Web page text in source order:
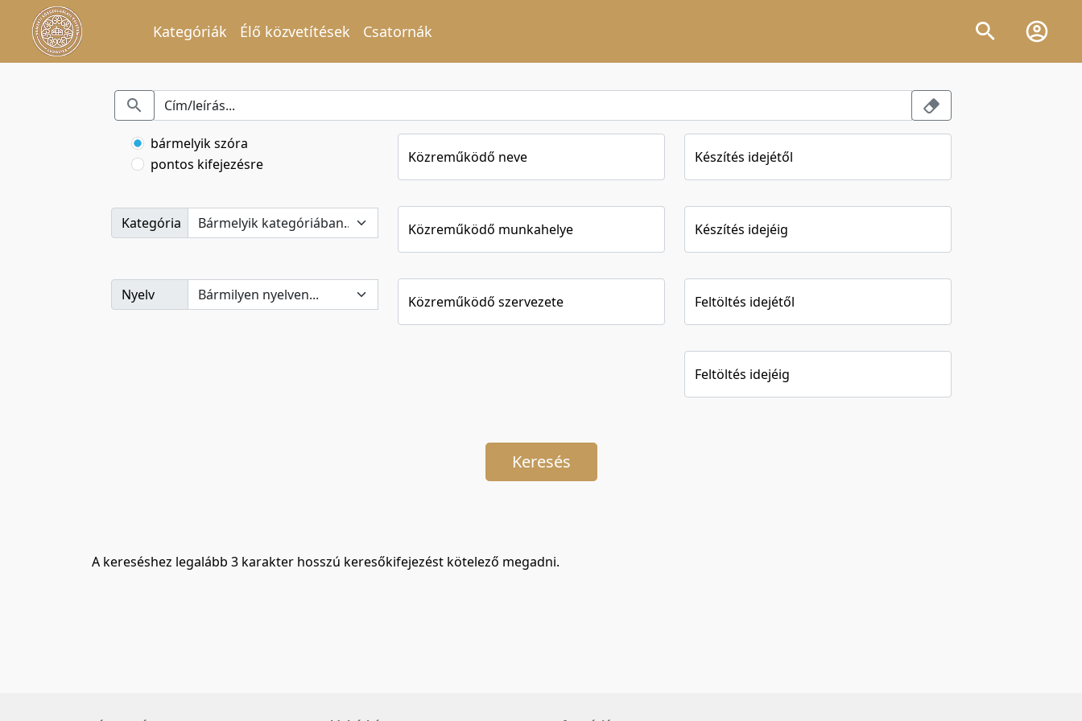
Kategóriák Élő közvetítések Csatornák
bármelyik szóra
pontos kifejezésre
Kategória
Nyelv
Közreműködő neve
Közreműködő munkahelye
Közreműködő szervezete
Készítés idejétől
Készítés idejéig
Feltöltés idejétől
Feltöltés idejéig
Keresés
A kereséshez legalább 3 karakter hosszú keresőkifejezést kötelező megadni.